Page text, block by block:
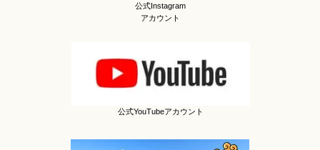
公式Instagram
アカウント
公式YouTubeアカウント